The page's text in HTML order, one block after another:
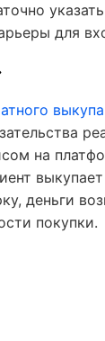
для
на
деньги
покупки.